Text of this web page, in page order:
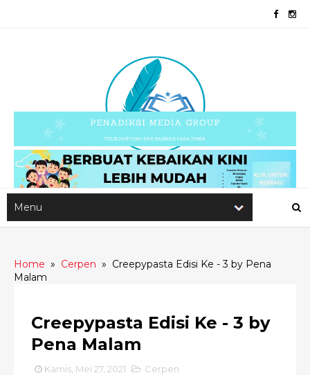
Home » Cerpen » Creepypasta Edisi Ke - 3 by Pena
Malam
Creepypasta Edisi Ke - 3 by
Pena Malam
Kamis, Mei 27, 2021 Cerpen